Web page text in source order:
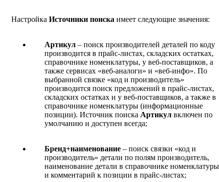
Настройка Источники поиска имеет следующие значения:
Артикул – поиск производителей деталей по коду
производится в прайс-листах, складских остатках,
справочнике номенклатуры, у веб-поставщиков, а
также сервисах «веб-аналоги» и «веб-инфо». По
выбранной связке «код и производитель»
производится поиск предложений в прайс-листах,
складских остатках и у веб-поставщиков, а также в
справочнике номенклатуры (информационные
позиции). Источник поиска Артикул включен по
умолчанию и доступен всегда;
Бренд+наименование – поиск связки «код и
производитель» детали по полям производитель,
наименование детали в справочнике номенклатуры
и комментарий к позиции в прайс-листах;